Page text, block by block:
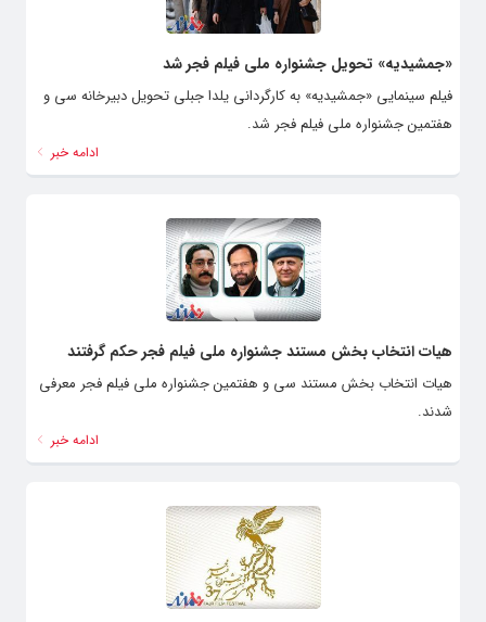
«جمشیدیه» تحویل جشنواره ملی فیلم فجر شد
فیلم سینمایی «جمشیدیه» به کارگردانی یلدا جبلی تحویل دبیرخانه سی و
هفتمین جشنواره ملی فیلم فجر شد.
ادامه خبر
هیات انتخاب بخش مستند جشنواره ملی فیلم فجر حکم گرفتند
هیات انتخاب بخش مستند سی و هفتمین جشنواره ملی فیلم فجر معرفی
شدند.
ادامه خبر